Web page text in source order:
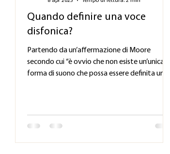
Quando definire una voce
disfonica?
Partendo da un’affermazione di Moore
secondo cui “è ovvio che non esiste un’unica
forma di suono che possa essere definita una